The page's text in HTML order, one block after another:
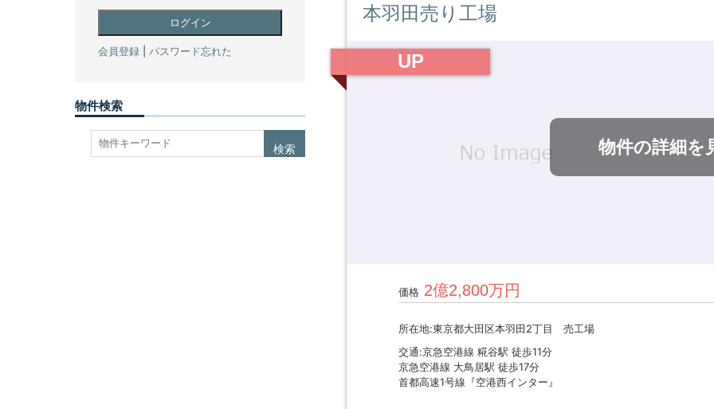
本羽田売り工場
UP
物件の詳細を
価格2億2,800万円
所在地:東京都大田区本羽田2丁目 売工場
交通:京急空港線 糀谷駅 徒歩11分
京急空港線 大鳥居駅 徒歩17分
首都高速1号線『空港西インター』
会員登録| パスワード忘れた
物件検索